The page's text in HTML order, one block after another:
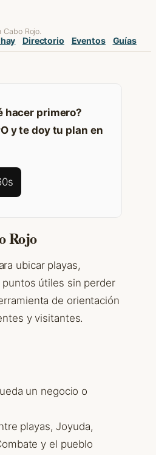
Cabo Rojo.
Directorio Eventos Guías
hacer primero?
y te doy tu plan en
Rojo
ubicar playas,
útiles sin perder
de orientación
y visitantes.
un negocio o
playas, Joyuda,
y el pueblo